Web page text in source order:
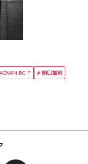
RC F 関口雄飛